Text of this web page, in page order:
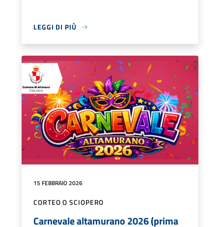
LEGGI DI PIÙ
15 FEBBRAIO 2026
CORTEO O SCIOPERO
Carnevale altamurano 2026 (prima